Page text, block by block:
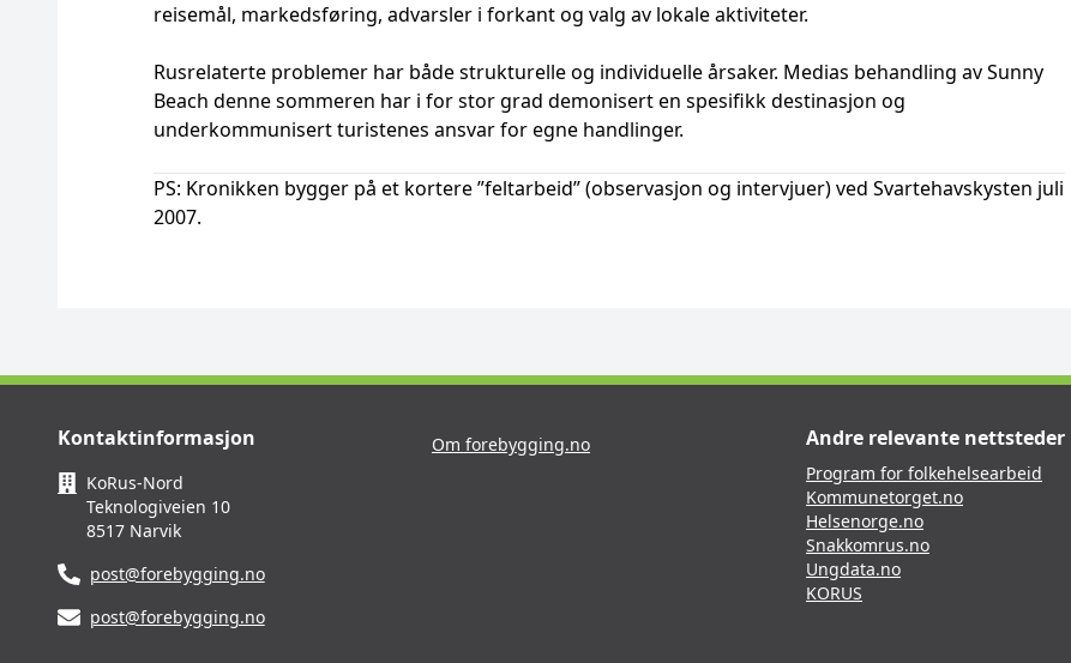
reisemål, markedsføring, advarsler i forkant og valg av lokale aktiviteter.
Rusrelaterte problemer har både strukturelle og individuelle årsaker. Medias behandling av Sunny
Beach denne sommeren har i for stor grad demonisert en spesifikk destinasjon og
underkommunisert turistenes ansvar for egne handlinger.
PS: Kronikken bygger på et kortere ”feltarbeid” (observasjon og intervjuer) ved Svartehavskysten juli
2007.
Kontaktinformasjon
KoRus-Nord
Teknologiveien 10
8517 Narvik
post@forebygging.no
post@forebygging.no
Om forebygging.no Andre relevante nettsteder
Program for folkehelsearbeid
Kommunetorget.no
Helsenorge.no
Snakkomrus.no
Ungdata.no
KORUS